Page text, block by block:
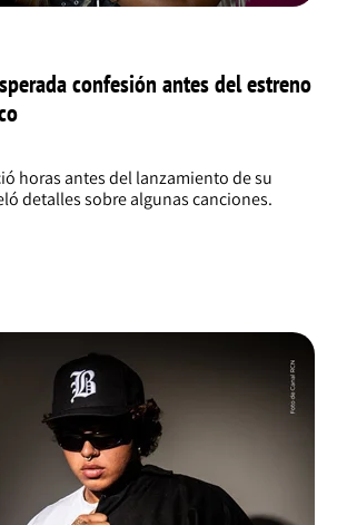
confesión antes del estreno
horas antes del lanzamiento de su
detalles sobre algunas canciones.